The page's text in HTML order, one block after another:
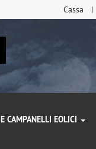
Cassa
ricerca
CAMPANELLI EOLICI